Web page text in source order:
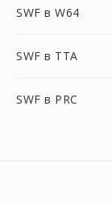
SWF в W64
SWF в TTA
SWF в PRC